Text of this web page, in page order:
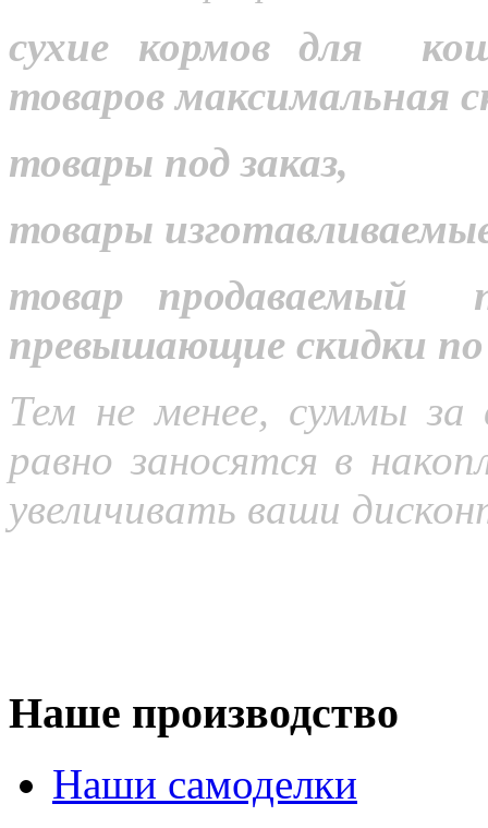
сухие кормов для
товаров максимальная
товары под заказ,
товары
товар продаваемый
превышающие скидки
Тем не менее, суммы за
равно заносятся в
увеличивать ваши
Наше производство
Наши самоделки